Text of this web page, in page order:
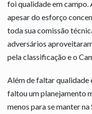
foi qualidade em campo.
apesar do esforço
toda sua comissão
adversários
pela classificação e o
Além de faltar qualidade
faltou um planejamento
menos para se manter